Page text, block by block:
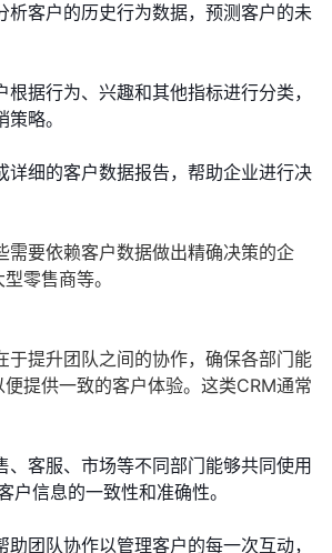
析客户的历史行为数据，预测客户的未
根据行为、兴趣和其他指标进行分类，
略。
详细的客户数据报告，帮助企业进行决
需要依赖客户数据做出精确决策的企
零售商等。
于提升团队之间的协作，确保各部门能
提供一致的客户体验。这类CRM通常
、客服、市场等不同部门能够共同使用
户信息的一致性和准确性。
助团队协作以管理客户的每一次互动，